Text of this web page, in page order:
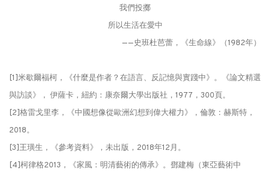
我們投擲
所以生活在愛中
——史班杜芭蕾，《生命線》（1982年）
[1]米歇爾·福柯，《什麼是作者？在語言、反記憶與實踐中》。《論文精選
與訪談》， 伊薩卡，紐約：康奈爾大學出版社，1977，300頁。
[2]格雷戈里·李，《中國想像·從歐洲幻想到偉大權力》，倫敦：赫斯特，
2018。
[3]王璜生，《參考資料》，未出版，2018年12月。
[4]柯律格2013，《家風：明清藝術的傳承》。鄧建梅（東亞藝術中